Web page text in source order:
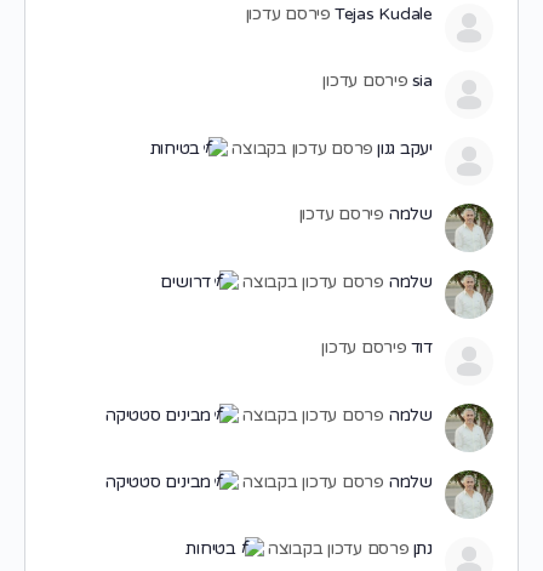
Tejas Kudale פירסם עדכון
sia פירסם עדכון
יעקב גנון פרסם עדכון בקבוצה בטיחות
שלמה פירסם עדכון
שלמה פרסם עדכון בקבוצה דרושים
דוד פירסם עדכון
שלמה פרסם עדכון בקבוצה מבינים סטטיקה
שלמה פרסם עדכון בקבוצה מבינים סטטיקה
נתן פרסם עדכון בקבוצה בטיחות